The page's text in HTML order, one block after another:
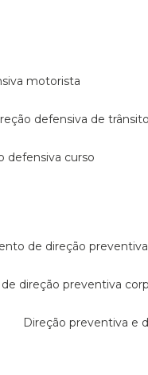
motorista
defensiva de trânsito
defensiva curso
de direção
de direção preventiva
direção preventiva e